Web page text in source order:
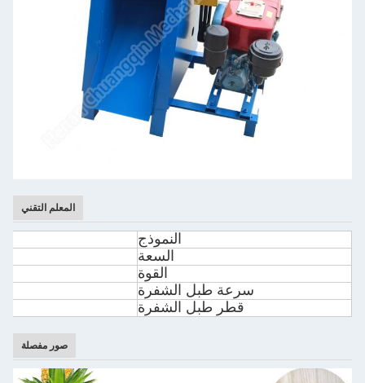
المعلم التقني
النموذج
السعة
القوة
سرعة طبل الشفرة
قطر طبل الشفرة
صور مفصلة